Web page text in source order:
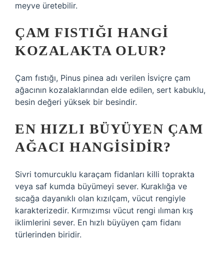
meyve üretebilir.
ÇAM FISTIĞI HANGI
KOZALAKTA OLUR?
Çam fıstığı, Pinus pinea adı verilen İsviçre çam
ağacının kozalaklarından elde edilen, sert kabuklu,
besin değeri yüksek bir besindir.
EN HIZLI BÜYÜYEN ÇAM
AĞACI HANGISIDIR?
Sivri tomurcuklu karaçam fidanları killi toprakta
veya saf kumda büyümeyi sever. Kuraklığa ve
sıcağa dayanıklı olan kızılçam, vücut rengiyle
karakterizedir. Kırmızımsı vücut rengi ılıman kış
iklimlerini sever. En hızlı büyüyen çam fidanı
türlerinden biridir.